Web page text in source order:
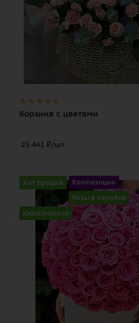
Корзина с цветами
25 441 ₽/шт.
Хит продаж Композиции
Розы в коробке
Классический
Количество
101
Цвет
розовый
Описание
роза, оазис, лента, шляпная